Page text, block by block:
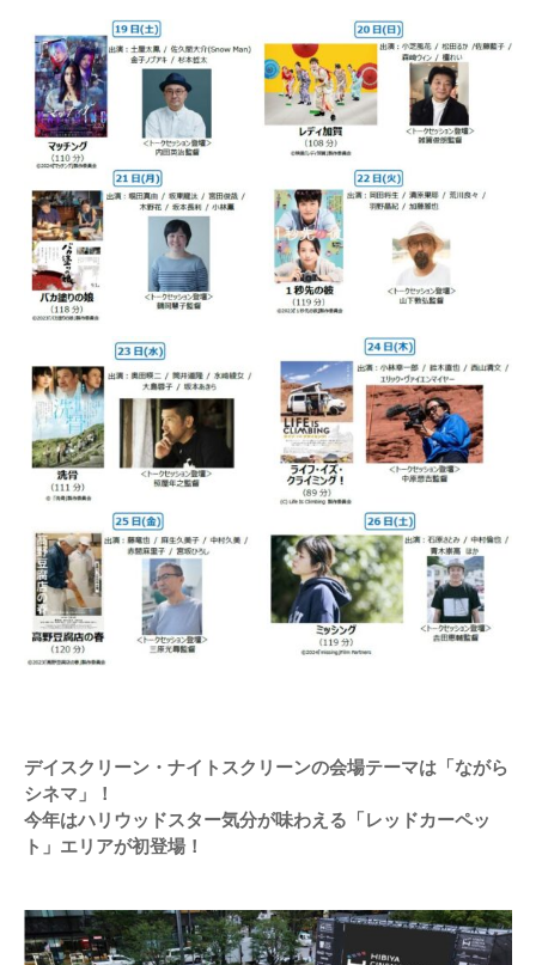
デイスクリーン・ナイトスクリーンの会場テーマは「ながら
シネマ」！
今年はハリウッドスター気分が味わえる「レッドカーペッ
ト」エリアが初登場！